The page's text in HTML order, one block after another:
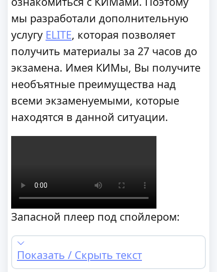
мы разработали дополнительную
услугу ELITE, которая позволяет
получить материалы за 27 часов до
экзамена. Имея КИМы, Вы получите
необъятные преимущества над
всеми экзаменуемыми, которые
находятся в данной ситуации.
Запасной плеер под спойлером:
Показать / Скрыть текст